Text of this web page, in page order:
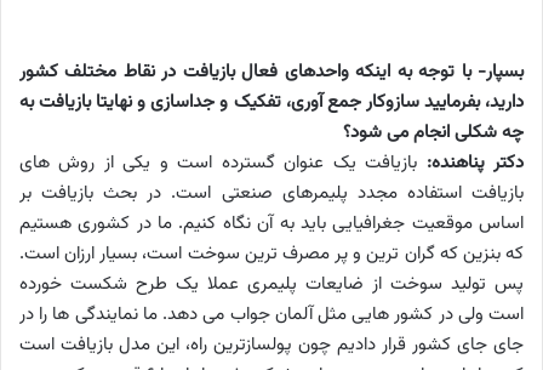
بسپار- با توجه به اینکه واحدهای فعال بازیافت در نقاط مختلف کشور
دارید، بفرمایید سازوکار جمع آوری، تفکیک و جداسازی و نهایتا بازیافت به
چه شکلی انجام می شود؟
دکتر پناهنده: بازیافت یک عنوان گسترده است و یکی از روش های
بازیافت استفاده مجدد پلیمرهای صنعتی است. در بحث بازیافت بر
اساس موقعیت جغرافیایی باید به آن نگاه کنیم. ما در کشوری هستیم
که بنزین که گران ترین و پر مصرف ترین سوخت است، بسیار ارزان است.
پس تولید سوخت از ضایعات پلیمری عملا یک طرح شکست خورده
است ولی در کشور هایی مثل آلمان جواب می دهد. ما نمایندگی ها را در
جای جای کشور قرار دادیم چون پولسازترین راه، این مدل بازیافت است